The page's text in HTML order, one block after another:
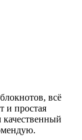
всё
и простая
качественный